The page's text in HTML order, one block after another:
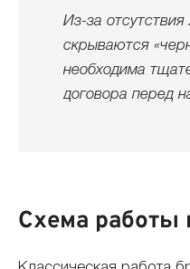
Из-за
скрываются
необходима
договора перед
Схема работы